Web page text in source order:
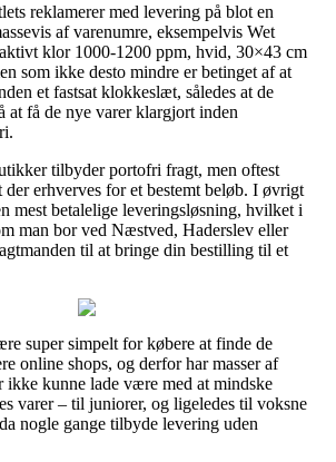
reklamerer med levering på blot en
af varenumre, eksempelvis Wet
klor 1000-1200 ppm, hvid, 30×43 cm
som ikke desto mindre er betinget af at
et fastsat klokkeslæt, således at de
at få de nye varer klargjort inden
tilbyder portofri fragt, men oftest
erhverves for et bestemt beløb. I øvrigt
mest betalelige leveringsløsning, hvilket i
man bor ved Næstved, Haderslev eller
til at bringe din bestilling til et
super simpelt for købere at finde de
online shops, og derfor har masser af
ikke kunne lade være med at mindske
varer – til juniorer, og ligeledes til voksne
nogle gange tilbyde levering uden